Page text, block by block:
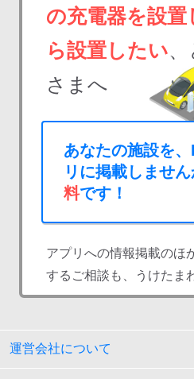
の充電器を設置
ら設置したい
さまへ
あなたの施設を
リに掲載しませ
料です！
アプリへの情報掲載のほ
するご相談も、うけたま
運営会社について